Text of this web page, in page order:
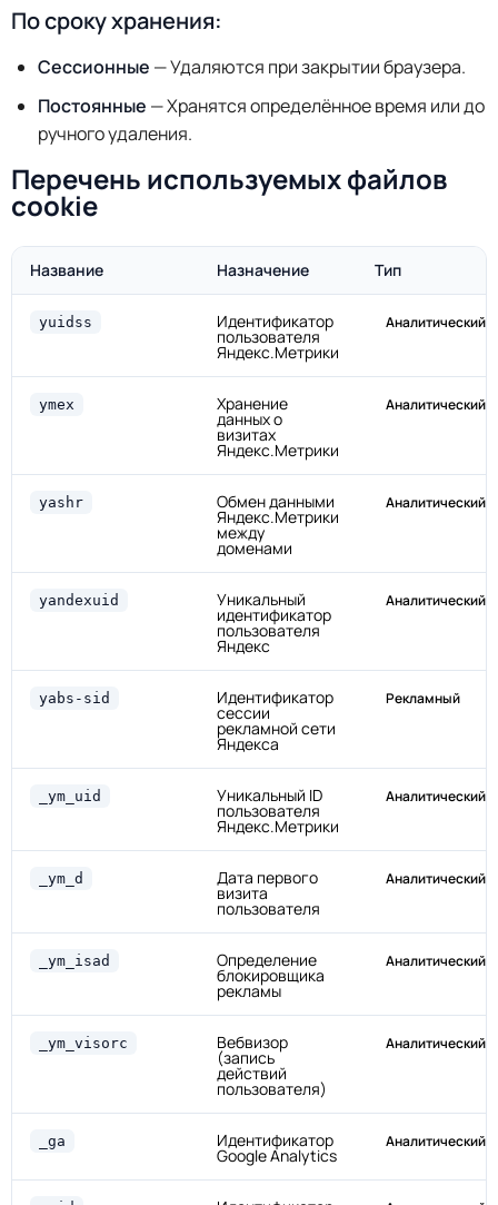
По сроку хранения:
Сессионные — Удаляются при закрытии браузера.
Постоянные — Хранятся определённое время или до
ручного удаления.
Перечень используемых файлов
cookie
Название Назначение Тип
yuidss Идентификатор
пользователя
Яндекс.Метрики
Аналитический
ymex Хранение
данных о
визитах
Яндекс.Метрики
Аналитический
yashr Обмен данными
Яндекс.Метрики
между
доменами
Аналитический
yandexuid Уникальный
идентификатор
пользователя
Яндекс
Аналитический
yabs-sid Идентификатор
сессии
рекламной сети
Яндекса
Рекламный
_ym_uid Уникальный ID
пользователя
Яндекс.Метрики
Аналитический
_ym_d Дата первого
визита
пользователя
Аналитический
_ym_isad Определение
блокировщика
рекламы
Аналитический
_ym_visorc Вебвизор
(запись
действий
пользователя)
Аналитический
_ga Идентификатор
Google Analytics
Аналитический